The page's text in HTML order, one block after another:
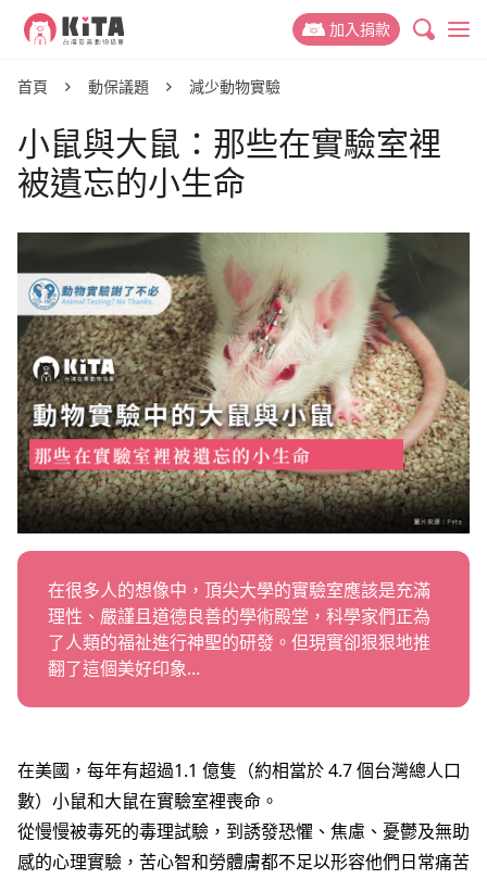
KiTA台灣友善動物協會 加入捐款
最新消息
專案新聞
推廣故事
活動訊息
動保議題
禁掉山豬吊
動物權與蔬食教育
減少動物實驗
減少動物剝削
關於 KiTA
我們的故事
我們的成員
我們的成果
聯絡我們
捐款專案
捐款運用與徵信
活動合作
倡議與募款大使
參與我們
友善動物推廣志工
好蔬福-美味健康蔬食
幫動物連署
職務空缺
捐款 Q&A
首頁 動保議題 減少動物實驗
小鼠與大鼠：那些在實驗室裡
被遺忘的小生命
在很多人的想像中，頂尖大學的實驗室應該是充滿
理性、嚴謹且道德良善的學術殿堂，科學家們正為
了人類的福祉進行神聖的研發。但現實卻狠狠地推
翻了這個美好印象...
在美國，每年有超過1.1 億隻（約相當於 4.7 個台灣總人口
數）小鼠和大鼠在實驗室裡喪命。
從慢慢被毒死的毒理試驗，到誘發恐懼、焦慮、憂鬱及無助
感的心理實驗，苦心智和勞體膚都不足以形容他們日常痛苦